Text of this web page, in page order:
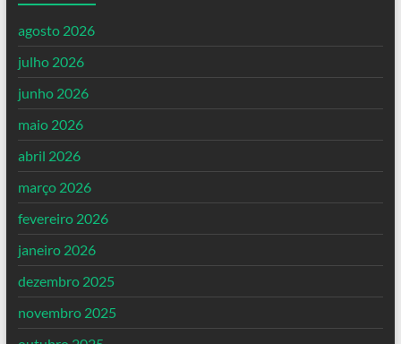
agosto 2026
julho 2026
junho 2026
maio 2026
abril 2026
março 2026
fevereiro 2026
janeiro 2026
dezembro 2025
novembro 2025